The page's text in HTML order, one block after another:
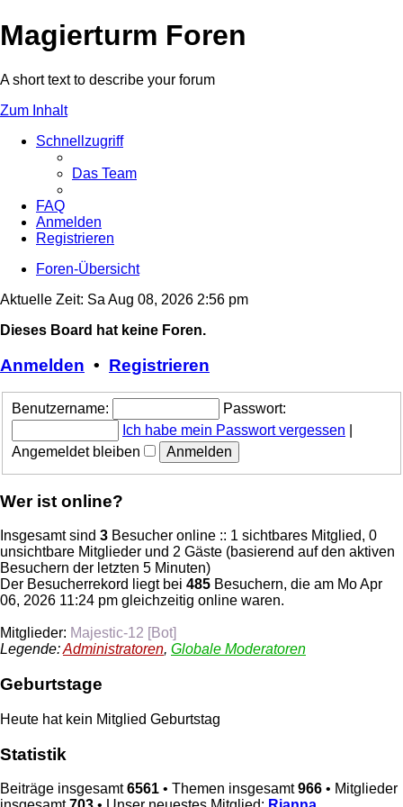
Magierturm Foren
A short text to describe your forum
Zum Inhalt
Schnellzugriff
Das Team
FAQ
Anmelden
Registrieren
Foren-Übersicht
Aktuelle Zeit: Sa Aug 08, 2026 2:56 pm
Dieses Board hat keine Foren.
Anmelden • Registrieren
Benutzername:
Passwort:
Ich habe mein Passwort vergessen
Angemeldet bleiben
Wer ist online?
Insgesamt sind 3 Besucher online :: 1 sichtbares Mitglied, 0
unsichtbare Mitglieder und 2 Gäste (basierend auf den aktiven
Besuchern der letzten 5 Minuten)
Der Besucherrekord liegt bei 485 Besuchern, die am Mo Apr
06, 2026 11:24 pm gleichzeitig online waren.
Mitglieder: Majestic-12 [Bot]
Legende:Administratoren, Globale Moderatoren
Geburtstage
Heute hat kein Mitglied Geburtstag
Statistik
Beiträge insgesamt6561 • Themen insgesamt966 • Mitglieder